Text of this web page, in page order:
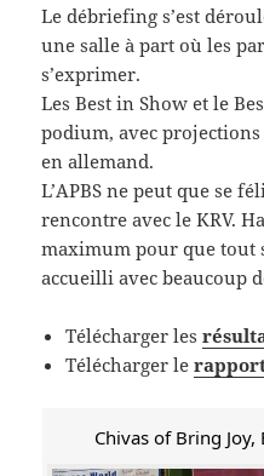
Le débriefing s’est
une salle à part où les
s’exprimer.
Les Best in Show et le
podium, avec
en allemand.
L’APBS ne peut que se
rencontre avec le KRV.
maximum pour que tout
accueilli avec beaucoup
Télécharger les
Télécharger le
Chivas of Bring